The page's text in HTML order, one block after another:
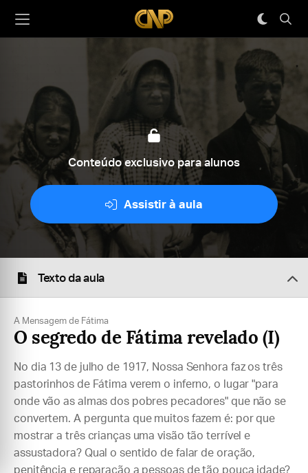
Conteúdo exclusivo para alunos
Assistir à aula
Texto da aula
A Mensagem de Fátima
O segredo de Fátima revelado (I)
No dia 13 de julho de 1917, Nossa Senhora faz os três
pastorinhos de Fátima verem o inferno, o lugar "para
onde vão as almas dos pobres pecadores" que não se
convertem. A pergunta que muitos fazem é: por que
mostrar a três crianças uma visão tão terrível e
assustadora? Qual o sentido de falar de oração,
penitência e reparação a pessoas de tão pouca idade?